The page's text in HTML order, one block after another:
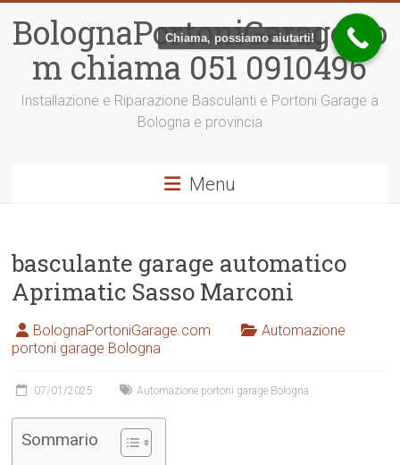
contenuto
BolognaPortoniGarage.co
m chiama 051 0910496
Installazione e Riparazione Basculanti e Portoni Garage a
Bologna e provincia
Menu
basculante garage automatico
Aprimatic Sasso Marconi
BolognaPortoniGarage.com
Automazione
portoni garage Bologna
07/01/2025 Automazione portoni garage Bologna
Sommario
Chiama, possiamo aiutarti!